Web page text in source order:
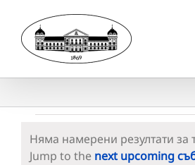
content
Събития
Notice
Няма намерени резултати за
Jump to the next upcoming